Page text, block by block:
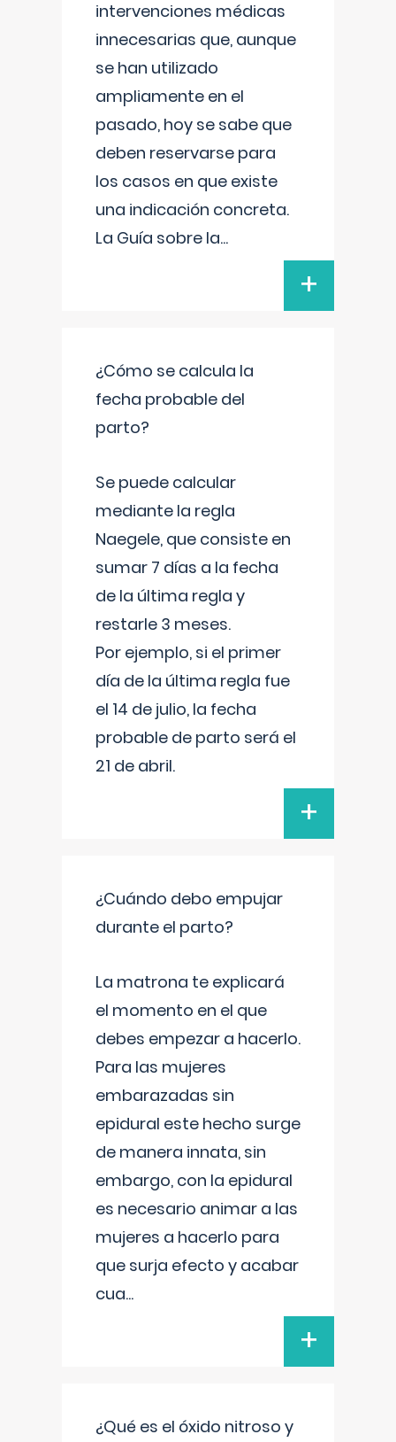
intervenciones médicas
innecesarias que, aunque
se han utilizado
ampliamente en el
pasado, hoy se sabe que
deben reservarse para
los casos en que existe
una indicación concreta.
La Guía sobre la...
+
¿Cómo se calcula la
fecha probable del
parto?
Se puede calcular
mediante la regla
Naegele, que consiste en
sumar 7 días a la fecha
de la última regla y
restarle 3 meses.
Por ejemplo, si el primer
día de la última regla fue
el 14 de julio, la fecha
probable de parto será el
21 de abril.
+
¿Cuándo debo empujar
durante el parto?
La matrona te explicará
el momento en el que
debes empezar a hacerlo.
Para las mujeres
embarazadas sin
epidural este hecho surge
de manera innata, sin
embargo, con la epidural
es necesario animar a las
mujeres a hacerlo para
que surja efecto y acabar
cua...
+
¿Qué es el óxido nitroso y